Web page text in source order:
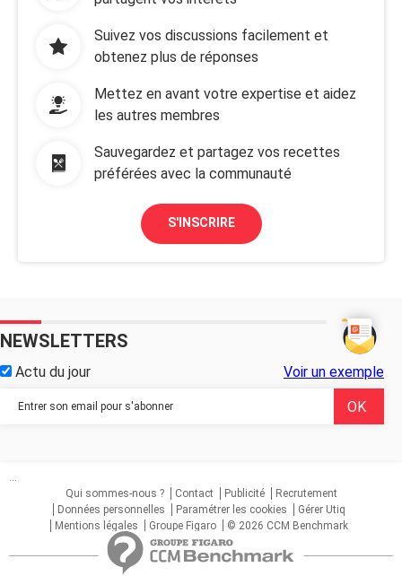
Suivez vos discussions facilement et
obtenez plus de réponses
Mettez en avant votre expertise et aidez
les autres membres
Sauvegardez et partagez vos recettes
préférées avec la communauté
S'INSCRIRE
NEWSLETTERS
Actu du jour Voir un exemple
...
Qui sommes-nous ?
Contact Publicité
Recrutement
Données personnelles
Paramétrer les cookies
Gérer Utiq
Mentions légales
Groupe Figaro © 2026 CCM Benchmark